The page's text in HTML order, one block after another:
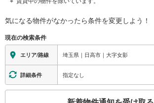
気になる物件がなかったら条件を変更しよう！
現在の検索条件
エリア/路線 埼玉県｜日高市｜大字女影
詳細条件 指定なし